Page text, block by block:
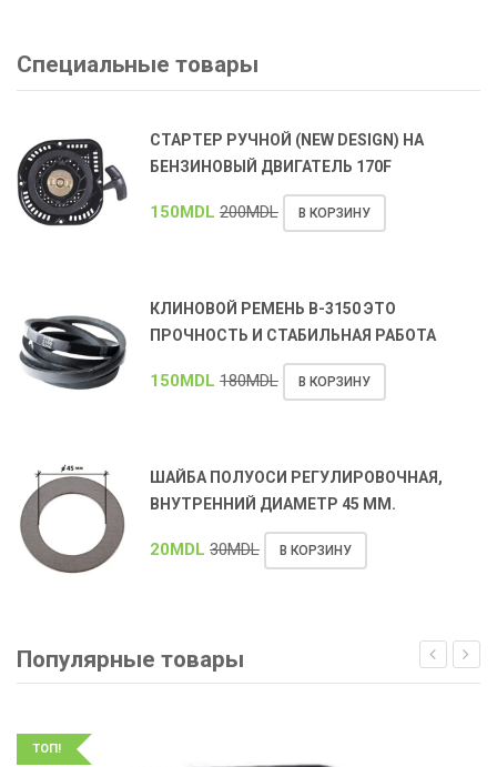
Специальные товары
СТАРТЕР РУЧНОЙ (NEW DESIGN) НА
БЕНЗИНОВЫЙ ДВИГАТЕЛЬ 170F
150MDL 200MDL В КОРЗИНУ
КЛИНОВОЙ РЕМЕНЬ В-3150 ЭТО
ПРОЧНОСТЬ И СТАБИЛЬНАЯ РАБОТА
150MDL 180MDL В КОРЗИНУ
ШАЙБА ПОЛУОСИ РЕГУЛИРОВОЧНАЯ,
ВНУТРЕННИЙ ДИАМЕТР 45 ММ.
20MDL 30MDL В КОРЗИНУ
Популярные товары
ТОП!